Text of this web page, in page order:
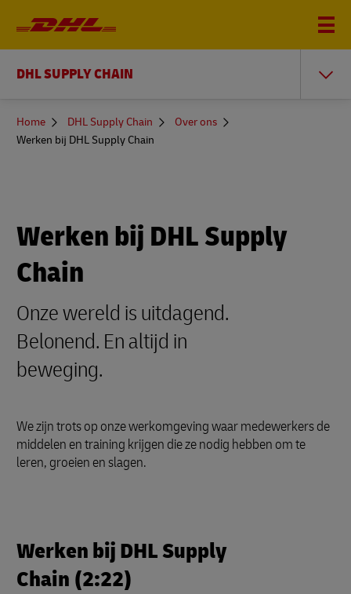
DHL SUPPLY CHAIN
You
here
Home DHL Supply Chain
Over ons
Werken bij DHL Supply Chain
Werken bij DHL Supply
Chain
Onze wereld is uitdagend.
Belonend. En altijd in
beweging.
We zijn trots op onze werkomgeving waar medewerkers de
middelen en training krijgen die ze nodig hebben om te
leren, groeien en slagen.
Werken bij DHL Supply
Chain (2:22)